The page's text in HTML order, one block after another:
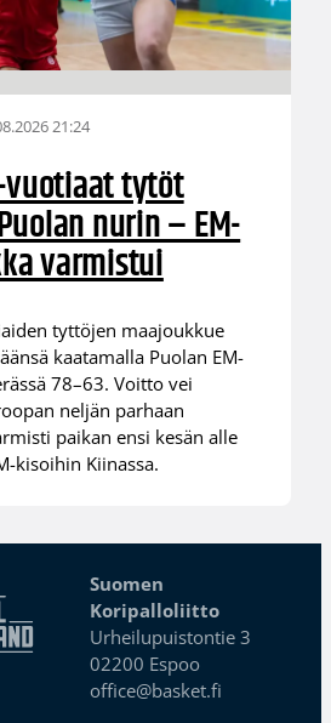
21:24
vuotiaat tytöt
nurin – EM-
varmistui
tyttöjen maajoukkue
kaatamalla Puolan EM-
78–63. Voitto vei
neljän parhaan
paikan ensi kesän alle
kisoihin Kiinassa.
Suomen
Koripalloliitto
Urheilupuistontie 3
02200 Espoo
office@basket.fi